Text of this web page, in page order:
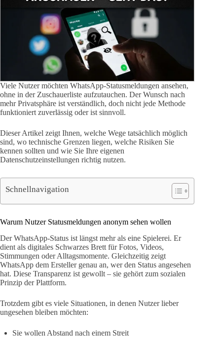
Viele Nutzer möchten WhatsApp-Statusmeldungen ansehen,
ohne in der Zuschauerliste aufzutauchen. Der Wunsch nach
mehr Privatsphäre ist verständlich, doch nicht jede Methode
funktioniert zuverlässig oder ist sinnvoll.
Dieser Artikel zeigt Ihnen, welche Wege tatsächlich möglich
sind, wo technische Grenzen liegen, welche Risiken Sie
kennen sollten und wie Sie Ihre eigenen
Datenschutzeinstellungen richtig nutzen.
Schnellnavigation
Warum Nutzer Statusmeldungen anonym sehen wollen
Der WhatsApp-Status ist längst mehr als eine Spielerei. Er
dient als digitales Schwarzes Brett für Fotos, Videos,
Stimmungen oder Alltagsmomente. Gleichzeitig zeigt
WhatsApp dem Ersteller genau an, wer den Status angesehen
hat. Diese Transparenz ist gewollt – sie gehört zum sozialen
Prinzip der Plattform.
Trotzdem gibt es viele Situationen, in denen Nutzer lieber
ungesehen bleiben möchten:
Sie wollen Abstand nach einem Streit